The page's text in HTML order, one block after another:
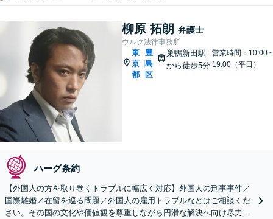
柳原 拓朗 弁護士
ウルク法律事務所
東
京
都
|
豊
島
区
巣鴨新田駅
から徒歩5分
営業時間：10:00~
19:00（平日）
ハーグ条約
【外国人の方を取り巻くトラブルに幅広く対応】外国人の刑事事件／
国際離婚／在留を巡る問題／外国人の雇用トラブルなどはご相談くだ
さい。その国の文化や価値観を尊重しながら円滑な解決へ向け尽力し